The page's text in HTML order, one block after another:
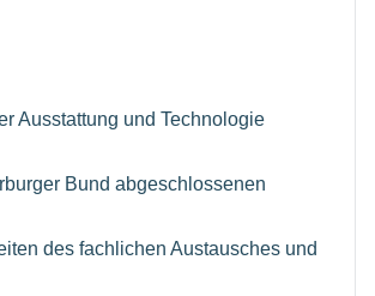
Ausstattung und Technologie
Bund abgeschlossenen
des fachlichen Austausches und